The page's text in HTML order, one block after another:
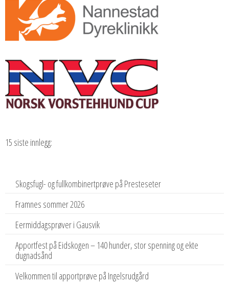
15 siste innlegg:
Skogsfugl- og fullkombinertprøve på Presteseter
Framnes sommer 2026
Eermiddagsprøver i Gausvik
Apportfest på Eidskogen – 140 hunder, stor spenning og ekte
dugnadsånd
Velkommen til apportprøve på Ingelsrudgård